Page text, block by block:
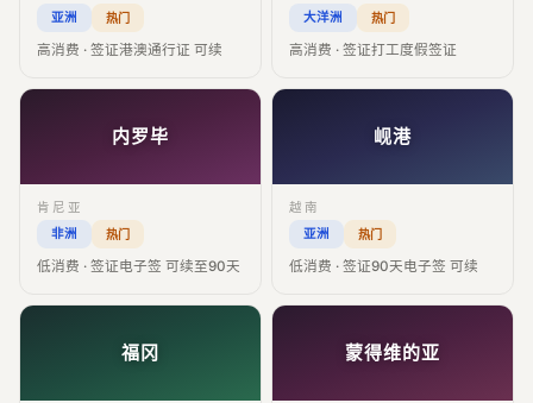
亚洲
热门
高消费 · 签证港澳通行证 可续
大洋洲
热门
高消费 · 签证打工度假签证
内罗毕
肯尼亚
非洲
热门
低消费 · 签证电子签 可续至90天
岘港
越南
亚洲
热门
低消费 · 签证90天电子签 可续
福冈 蒙得维的亚